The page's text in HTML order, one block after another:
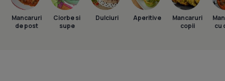
Mancaruri
de post
Ciorbe si
supe
Dulciuri Aperitive
Mancaruri
copii
cu